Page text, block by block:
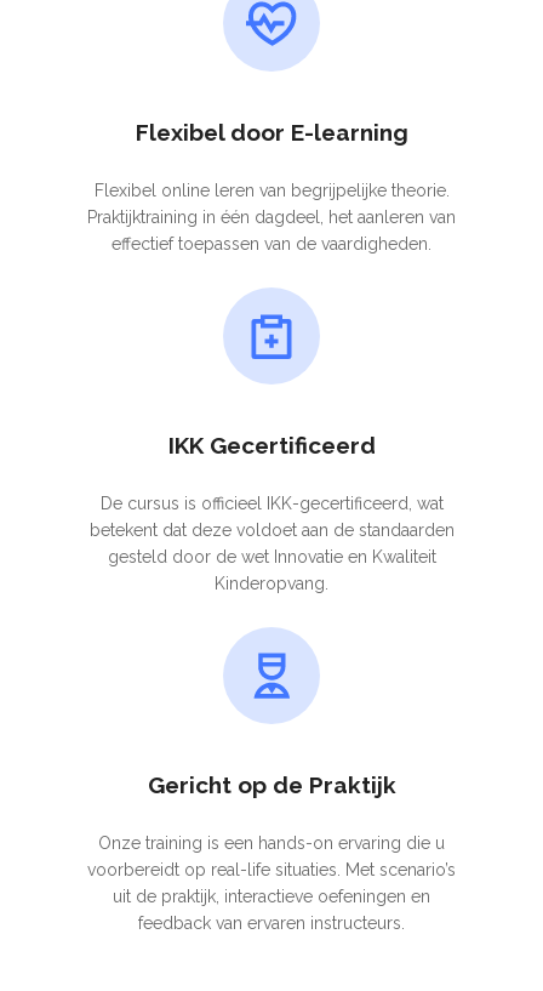
Flexibel door E-learning
Flexibel online leren van begrijpelijke theorie.
Praktijktraining in één dagdeel, het aanleren van
effectief toepassen van de vaardigheden.
IKK Gecertificeerd
De cursus is officieel IKK-gecertificeerd, wat
betekent dat deze voldoet aan de standaarden
gesteld door de wet Innovatie en Kwaliteit
Kinderopvang.
Gericht op de Praktijk
Onze training is een hands-on ervaring die u
voorbereidt op real-life situaties. Met scenario’s
uit de praktijk, interactieve oefeningen en
feedback van ervaren instructeurs.